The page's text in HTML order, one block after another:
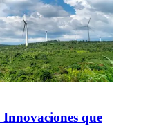
Innovaciones que